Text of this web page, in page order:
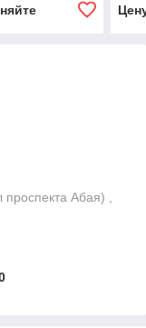
проспекта Абая) ,